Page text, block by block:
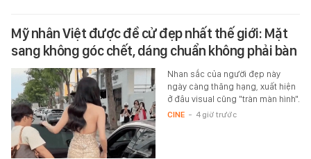
Mỹ nhân Việt được đề cử đẹp nhất thế giới: Mặt
sang không góc chết, dáng chuẩn không phải bàn
Nhan sắc của người đẹp này
ngày càng thăng hạng, xuất hiện
ở đâu visual cũng "tràn màn hình".
CINE - 4 giờ trước